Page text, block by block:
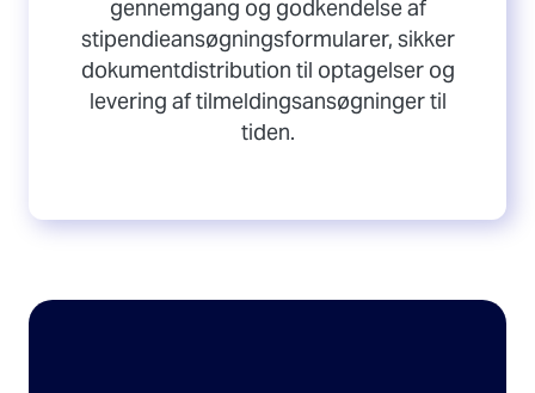
gennemgang og godkendelse af
stipendieansøgningsformularer, sikker
dokumentdistribution til optagelser og
levering af tilmeldingsansøgninger til
tiden.